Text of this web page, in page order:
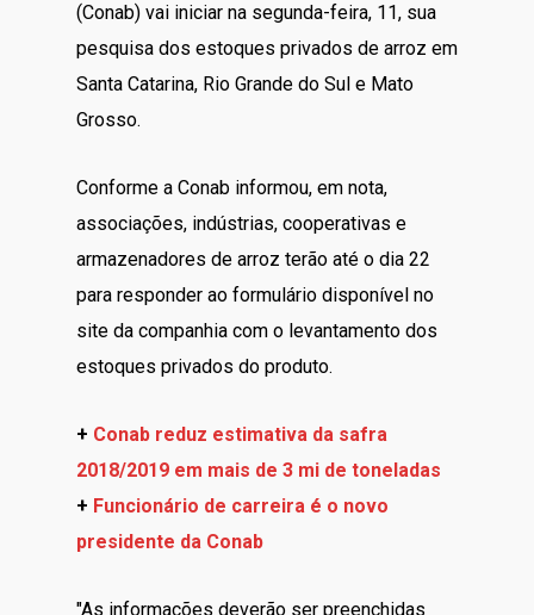
(Conab) vai iniciar na segunda-feira, 11, sua
pesquisa dos estoques privados de arroz em
Santa Catarina, Rio Grande do Sul e Mato
Grosso.
Conforme a Conab informou, em nota,
associações, indústrias, cooperativas e
armazenadores de arroz terão até o dia 22
para responder ao formulário disponível no
site da companhia com o levantamento dos
estoques privados do produto.
+ Conab reduz estimativa da safra
2018/2019 em mais de 3 mi de toneladas
+ Funcionário de carreira é o novo
presidente da Conab
"As informações deverão ser preenchidas